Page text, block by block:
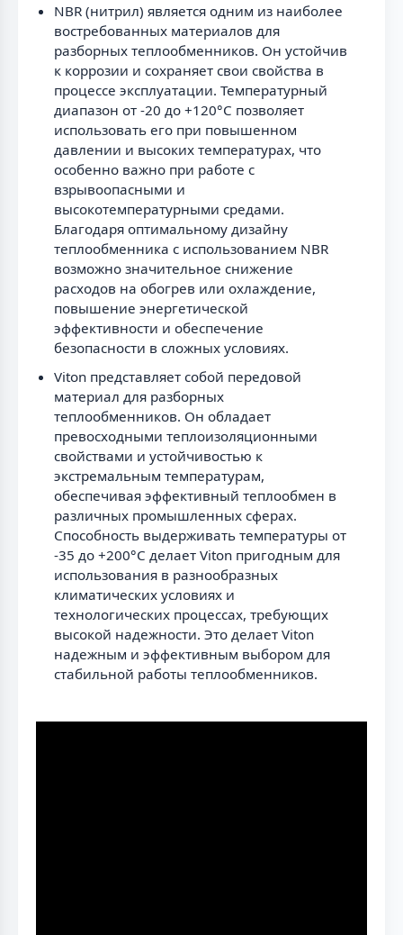
NBR (нитрил) является одним из наиболее
востребованных материалов для
разборных теплообменников. Он устойчив
к коррозии и сохраняет свои свойства в
процессе эксплуатации. Температурный
диапазон от -20 до +120°С позволяет
использовать его при повышенном
давлении и высоких температурах, что
особенно важно при работе с
взрывоопасными и
высокотемпературными средами.
Благодаря оптимальному дизайну
теплообменника с использованием NBR
возможно значительное снижение
расходов на обогрев или охлаждение,
повышение энергетической
эффективности и обеспечение
безопасности в сложных условиях.
Viton представляет собой передовой
материал для разборных
теплообменников. Он обладает
превосходными теплоизоляционными
свойствами и устойчивостью к
экстремальным температурам,
обеспечивая эффективный теплообмен в
различных промышленных сферах.
Способность выдерживать температуры от
-35 до +200°С делает Viton пригодным для
использования в разнообразных
климатических условиях и
технологических процессах, требующих
высокой надежности. Это делает Viton
надежным и эффективным выбором для
стабильной работы теплообменников.